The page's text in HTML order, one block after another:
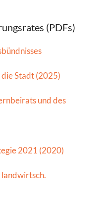
(PDFs)
Stadt (2025)
und des
2021 (2020)